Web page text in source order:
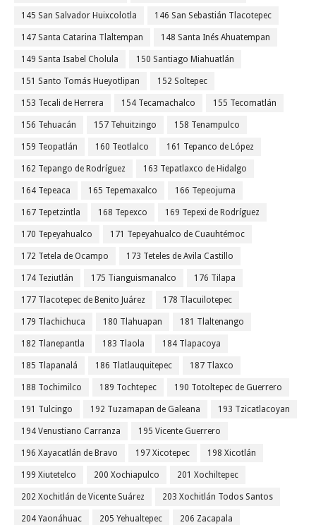
145 San Salvador Huixcolotla 146 San Sebastián Tlacotepec
147 Santa Catarina Tlaltempan 148 Santa Inés Ahuatempan
149 Santa Isabel Cholula 150 Santiago Miahuatlán
151 Santo Tomás Hueyotlipan 152 Soltepec
153 Tecali de Herrera 154 Tecamachalco 155 Tecomatlán
156 Tehuacán 157 Tehuitzingo 158 Tenampulco
159 Teopatlán 160 Teotlalco 161 Tepanco de López
162 Tepango de Rodríguez 163 Tepatlaxco de Hidalgo
164 Tepeaca 165 Tepemaxalco 166 Tepeojuma
167 Tepetzintla 168 Tepexco 169 Tepexi de Rodríguez
170 Tepeyahualco 171 Tepeyahualco de Cuauhtémoc
172 Tetela de Ocampo 173 Teteles de Avila Castillo
174 Teziutlán 175 Tianguismanalco 176 Tilapa
177 Tlacotepec de Benito Juárez 178 Tlacuilotepec
179 Tlachichuca 180 Tlahuapan 181 Tlaltenango
182 Tlanepantla 183 Tlaola 184 Tlapacoya
185 Tlapanalá 186 Tlatlauquitepec 187 Tlaxco
188 Tochimilco 189 Tochtepec 190 Totoltepec de Guerrero
191 Tulcingo 192 Tuzamapan de Galeana 193 Tzicatlacoyan
194 Venustiano Carranza 195 Vicente Guerrero
196 Xayacatlán de Bravo 197 Xicotepec 198 Xicotlán
199 Xiutetelco 200 Xochiapulco 201 Xochiltepec
202 Xochitlán de Vicente Suárez 203 Xochitlán Todos Santos
204 Yaonáhuac 205 Yehualtepec 206 Zacapala